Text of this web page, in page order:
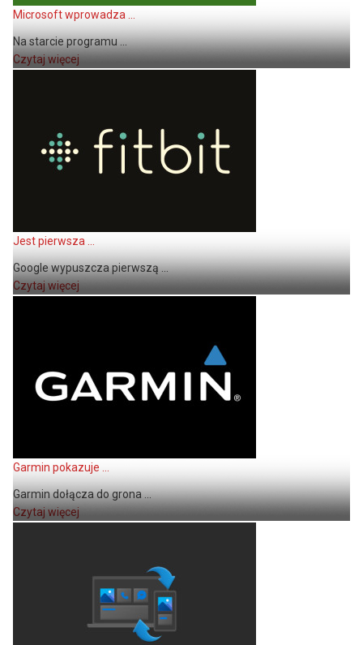
Microsoft wprowadza ...
Na starcie programu ...
Czytaj więcej
Jest pierwsza ...
Google wypuszcza pierwszą ...
Czytaj więcej
Garmin pokazuje ...
Garmin dołącza do grona ...
Czytaj więcej